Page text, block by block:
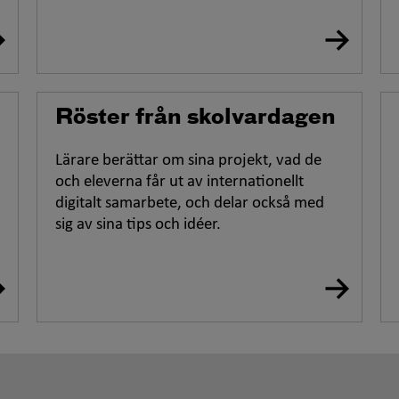
Röster från skolvardagen
Lärare berättar om sina projekt, vad de
och eleverna får ut av internationellt
digitalt samarbete, och delar också med
sig av sina tips och idéer.